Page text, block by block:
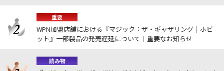
重要
WPN加盟店舗における『マジック：ザ・ギャザリング｜ホビ
ット』一部製品の発売遅延について｜重要なお知らせ
読み物